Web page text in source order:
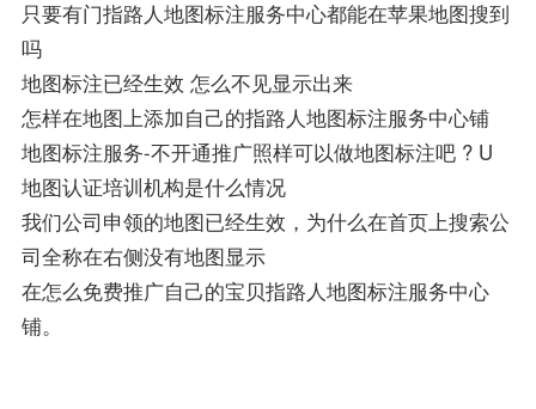
只要有门指路人地图标注服务中心都能在苹果地图搜到
吗
地图标注已经生效 怎么不见显示出来
怎样在地图上添加自己的指路人地图标注服务中心铺
地图标注服务-不开通推广照样可以做地图标注吧 ? U
地图认证培训机构是什么情况
我们公司申领的地图已经生效，为什么在首页上搜索公
司全称在右侧没有地图显示
在怎么免费推广自己的宝贝指路人地图标注服务中心
铺。